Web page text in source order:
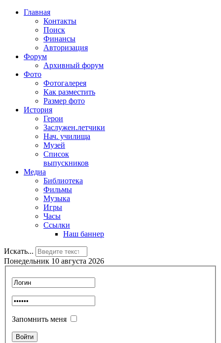
Главная
Контакты
Поиск
Финансы
Авторизация
Форум
Архивный форум
Фото
Фотогалерея
Как разместить
Размер фото
История
Герои
Заслужен.летчики
Нач. училища
Музей
Список
выпускников
Медиа
Библиотека
Фильмы
Музыка
Игры
Часы
Ссылки
Наш баннер
Искать...
Понедельник 10 августа 2026
Запомнить меня